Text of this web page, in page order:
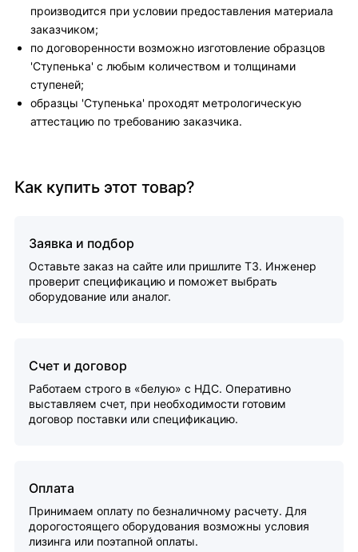
производится при условии предоставления материала
заказчиком;
по договоренности возможно изготовление образцов
'Ступенька' с любым количеством и толщинами
ступеней;
образцы 'Ступенька' проходят метрологическую
аттестацию по требованию заказчика.
Как купить этот товар?
Заявка и подбор
Оставьте заказ на сайте или пришлите ТЗ. Инженер
проверит спецификацию и поможет выбрать
оборудование или аналог.
Счет и договор
Работаем строго в «белую» с НДС. Оперативно
выставляем счет, при необходимости готовим
договор поставки или спецификацию.
Оплата
Принимаем оплату по безналичному расчету. Для
дорогостоящего оборудования возможны условия
лизинга или поэтапной оплаты.